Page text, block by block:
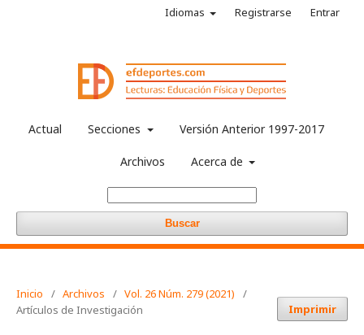
Actual Secciones Versión Anterior 1997-2017
Archivos Acerca de
Buscar
Idiomas Registrarse Entrar
Inicio / Archivos / Vol. 26 Núm. 279 (2021)
/
Artículos de Investigación
Imprimir